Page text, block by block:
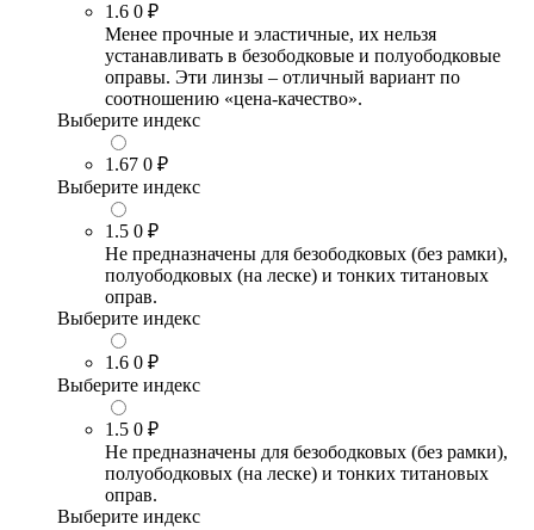
1.6 0 ₽
Менее прочные и эластичные, их нельзя
устанавливать в безободковые и полуободковые
оправы. Эти линзы – отличный вариант по
соотношению «цена-качество».
Выберите индекс
1.67 0 ₽
Выберите индекс
1.5 0 ₽
Не предназначены для безободковых (без рамки),
полуободковых (на леске) и тонких титановых
оправ.
Выберите индекс
1.6 0 ₽
Выберите индекс
1.5 0 ₽
Не предназначены для безободковых (без рамки),
полуободковых (на леске) и тонких титановых
оправ.
Выберите индекс